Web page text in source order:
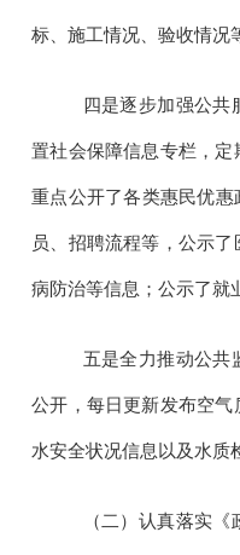
标、施工情况、验收情况
四是逐步加强公共
置社会保障信息专栏，定
重点公开了各类惠民优惠
员、招聘流程等，公示
病防治等信息；公示了就
五是全力推动公共
公开，每日更新发布空
水安全状况信息以及水质
（二）认真落实